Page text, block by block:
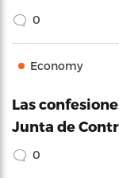
0
Economy
Las
Junta de
0